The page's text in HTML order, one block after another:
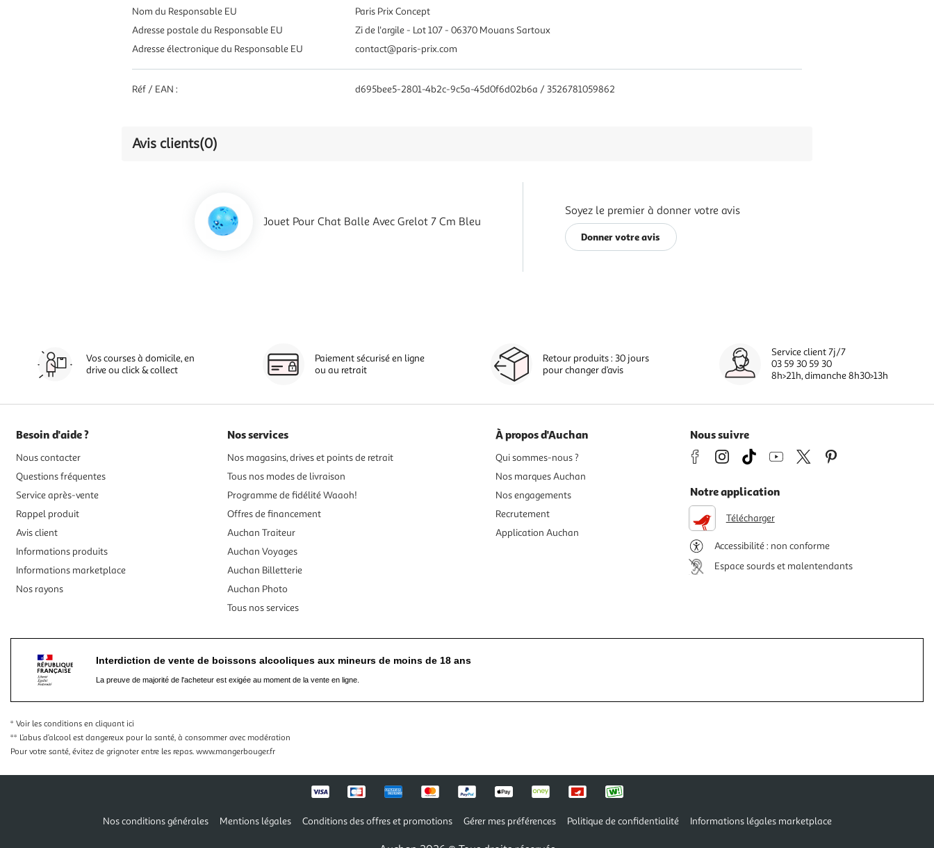
Nom du Responsable EU
Paris Prix Concept
Adresse postale du Responsable EU
Zi de l'argile - Lot 107 - 06370 Mouans Sartoux
Adresse électronique du Responsable EU
contact@paris-prix.com
Réf / EAN : d695bee5-2801-4b2c-9c5a-45d0f6d02b6a / 3526781059862
Avis clients(0)
Jouet Pour Chat Balle Avec Grelot 7 Cm Bleu
Soyez le premier à donner votre avis
Donner votre avis
Vos courses à domicile, en
drive ou click & collect
Paiement sécurisé en ligne
ou au retrait
Retour produits : 30 jours
pour changer d’avis
Service client 7j/7
03 59 30 59 30
8h>21h, dimanche 8h30>13h
Besoin d'aide ?
Nous contacter
Questions fréquentes
Service après-vente
Rappel produit
Avis client
Informations produits
Informations marketplace
Nos rayons
Nos services
Nos magasins, drives et points de retrait
Tous nos modes de livraison
Programme de fidélité Waaoh!
Offres de financement
Auchan Traiteur
Auchan Voyages
Auchan Billetterie
Auchan Photo
Tous nos services
À propos d'Auchan
Qui sommes-nous ?
Nos marques Auchan
Nos engagements
Recrutement
Application Auchan
Nous suivre
Notre application
Télécharger
Accessibilité : non conforme
Espace sourds et malentendants
Interdiction de vente de boissons alcooliques aux mineurs de moins de 18 ans
La preuve de majorité de l'acheteur est exigée au moment de la vente en ligne.
* Voir les conditions en cliquant ici
** L’abus d’alcool est dangereux pour la santé, à consommer avec modération
Pour votre santé, évitez de grignoter entre les repas. www.mangerbouger.fr
Nos conditions générales Mentions légales Conditions des offres et promotions Gérer mes préférences Politique de confidentialité Informations légales marketplace